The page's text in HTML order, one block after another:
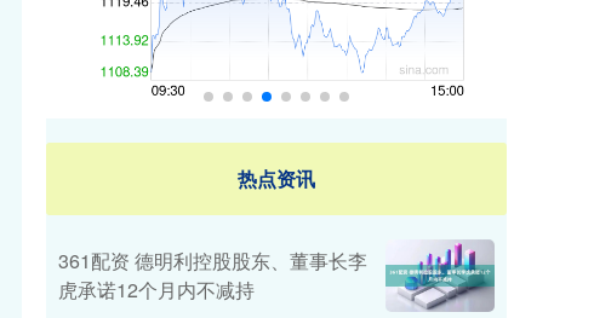
热点资讯
361配资 德明利控股股东、董事长李
虎承诺12个月内不减持